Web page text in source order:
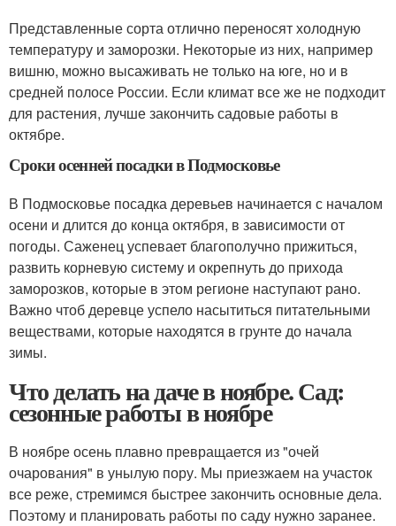
Представленные сорта отлично переносят холодную
температуру и заморозки. Некоторые из них, например
вишню, можно высаживать не только на юге, но и в
средней полосе России. Если климат все же не подходит
для растения, лучше закончить садовые работы в
октябре.
Сроки осенней посадки в Подмосковье
В Подмосковье посадка деревьев начинается с началом
осени и длится до конца октября, в зависимости от
погоды. Саженец успевает благополучно прижиться,
развить корневую систему и окрепнуть до прихода
заморозков, которые в этом регионе наступают рано.
Важно чтоб деревце успело насытиться питательными
веществами, которые находятся в грунте до начала
зимы.
Что делать на даче в ноябре. Сад:
сезонные работы в ноябре
В ноябре осень плавно превращается из "очей
очарования" в унылую пору. Мы приезжаем на участок
все реже, стремимся быстрее закончить основные дела.
Поэтому и планировать работы по саду нужно заранее.